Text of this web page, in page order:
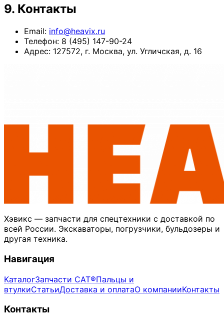
9. Контакты
Email: info@heavix.ru
Телефон: 8 (495) 147-90-24
Адрес: 127572, г. Москва, ул. Угличская, д. 16
Хэвикс — запчасти для спецтехники с доставкой по
всей России. Экскаваторы, погрузчики, бульдозеры и
другая техника.
Навигация
КаталогЗапчасти CAT®Пальцы и
втулкиСтатьиДоставка и оплатаО компанииКонтакты
Контакты